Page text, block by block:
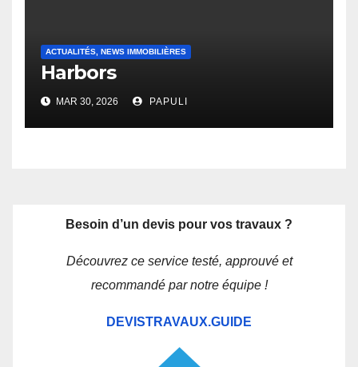
ACTUALITÉS, NEWS IMMOBILIÈRES
Harbors
MAR 30, 2026 PAPULI
Besoin d’un devis pour vos travaux ?
Découvrez ce service testé, approuvé et
recommandé par notre équipe !
DEVISTRAVAUX.GUIDE